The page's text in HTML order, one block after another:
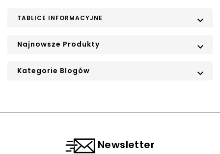
TABLICE INFORMACYJNE 
Najnowsze Produkty 
Kategorie Blogów 
Newsletter